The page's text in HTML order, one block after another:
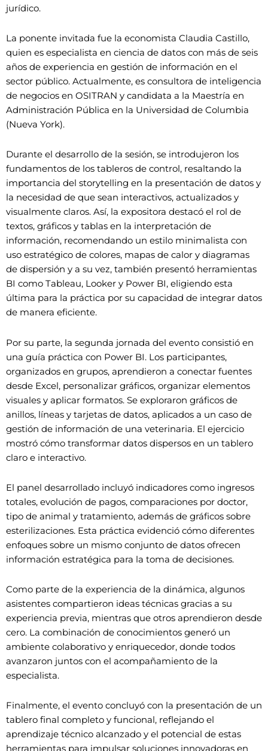
jurídico.
La ponente invitada fue la economista Claudia Castillo,
quien es especialista en ciencia de datos con más de seis
años de experiencia en gestión de información en el
sector público. Actualmente, es consultora de inteligencia
de negocios en OSITRAN y candidata a la Maestría en
Administración Pública en la Universidad de Columbia
(Nueva York).
Durante el desarrollo de la sesión, se introdujeron los
fundamentos de los tableros de control, resaltando la
importancia del storytelling en la presentación de datos y
la necesidad de que sean interactivos, actualizados y
visualmente claros. Así, la expositora destacó el rol de
textos, gráficos y tablas en la interpretación de
información, recomendando un estilo minimalista con
uso estratégico de colores, mapas de calor y diagramas
de dispersión y a su vez, también presentó herramientas
BI como Tableau, Looker y Power BI, eligiendo esta
última para la práctica por su capacidad de integrar datos
de manera eficiente.
Por su parte, la segunda jornada del evento consistió en
una guía práctica con Power BI. Los participantes,
organizados en grupos, aprendieron a conectar fuentes
desde Excel, personalizar gráficos, organizar elementos
visuales y aplicar formatos. Se exploraron gráficos de
anillos, líneas y tarjetas de datos, aplicados a un caso de
gestión de información de una veterinaria. El ejercicio
mostró cómo transformar datos dispersos en un tablero
claro e interactivo.
El panel desarrollado incluyó indicadores como ingresos
totales, evolución de pagos, comparaciones por doctor,
tipo de animal y tratamiento, además de gráficos sobre
esterilizaciones. Esta práctica evidenció cómo diferentes
enfoques sobre un mismo conjunto de datos ofrecen
información estratégica para la toma de decisiones.
Como parte de la experiencia de la dinámica, algunos
asistentes compartieron ideas técnicas gracias a su
experiencia previa, mientras que otros aprendieron desde
cero. La combinación de conocimientos generó un
ambiente colaborativo y enriquecedor, donde todos
avanzaron juntos con el acompañamiento de la
especialista.
Finalmente, el evento concluyó con la presentación de un
tablero final completo y funcional, reflejando el
aprendizaje técnico alcanzado y el potencial de estas
herramientas para impulsar soluciones innovadoras en